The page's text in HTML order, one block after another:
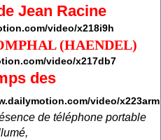
Jean Racine
video/x218i9h
(HAENDEL)
video/x217db7
des
video/x223arm
de téléphone portable